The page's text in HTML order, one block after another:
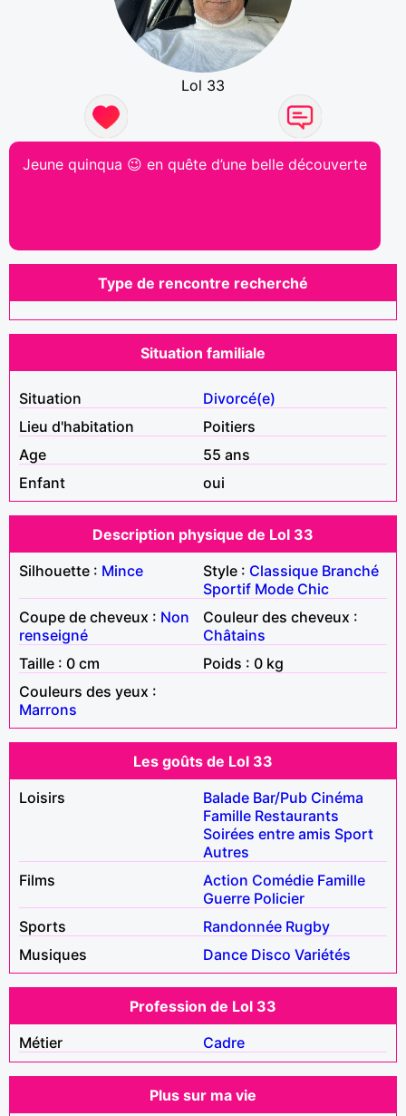
Lol 33
Jeune quinqua 😉 en quête d’une belle découverte
Type de rencontre recherché
Situation familiale
Situation
Divorcé(e)
Lieu d'habitation
Poitiers
Age
55 ans
Enfant
oui
Description physique de Lol 33
Silhouette : Mince Style : Classique Branché
Sportif Mode Chic
Coupe de cheveux : Non
renseigné
Couleur des cheveux :
Châtains
Taille : 0 cm
Poids : 0 kg
Couleurs des yeux :
Marrons
Les goûts de Lol 33
Loisirs
Balade Bar/Pub Cinéma
Famille Restaurants
Soirées entre amis Sport
Autres
Films
Action Comédie Famille
Guerre Policier
Sports
Randonnée Rugby
Musiques
Dance Disco Variétés
Profession de Lol 33
Métier
Cadre
Plus sur ma vie